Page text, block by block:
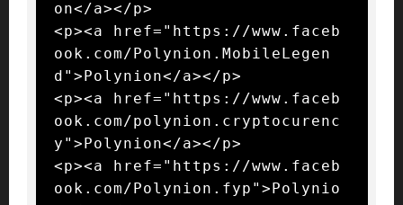
on</a></p>
<p><a href="https://www.faceb
ook.com/Polynion.MobileLegen
d">Polynion</a></p>
<p><a href="https://www.faceb
ook.com/polynion.cryptocurenc
y">Polynion</a></p>
<p><a href="https://www.faceb
ook.com/Polynion.fyp">Polynio